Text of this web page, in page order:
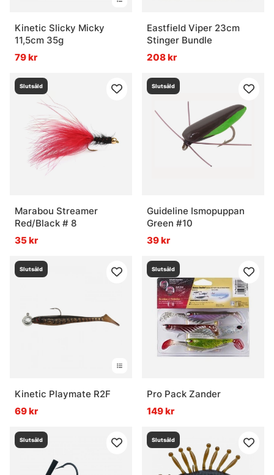
Kinetic Slicky Micky
11,5cm 35g
79 kr
Eastfield Viper 23cm
Stinger Bundle
208 kr
Slutsåld
Marabou Streamer
Red/Black # 8
35 kr
Slutsåld
Guideline Ismopuppan
Green #10
39 kr
Slutsåld
Kinetic Playmate R2F
69 kr
Slutsåld
Pro Pack Zander
149 kr
Slutsåld Slutsåld